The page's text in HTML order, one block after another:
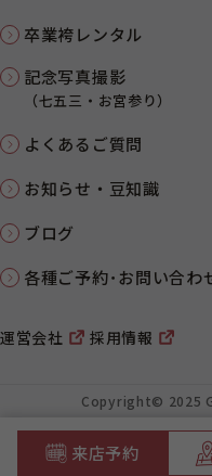
卒業袴レンタル
記念写真撮影
（七五三・お宮参り）
よくあるご質問
お知らせ・豆知識
ブログ
各種ご予約･お問い合わ
運営会社 採用情報
Copyright© 2025
来店予約